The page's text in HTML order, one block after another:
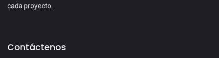
cada proyecto.
Contáctenos